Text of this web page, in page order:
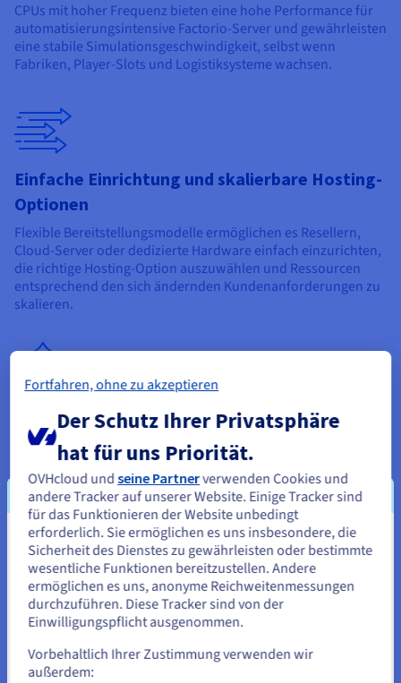
CPUs mit hoher Frequenz bieten eine hohe Performance für
automatisierungsintensive Factorio-Server und gewährleisten
eine stabile Simulationsgeschwindigkeit, selbst wenn
Fabriken, Player-Slots und Logistiksysteme wachsen.
Integrierte Sicherheit und Game DDoS-Schutz
Die integrierte Sicherheit, einschließlich Game DDoS-Schutz,
schützt Gameserver vor Angriffen und gewährleistet eine
kontinuierliche Serververfügbarkeit für lang andauernde
Multiplayer-Sessions.
Einfache Einrichtung und skalierbare Hosting-
Optionen
Flexible Bereitstellungsmodelle ermöglichen es Resellern,
Cloud-Server oder dedizierte Hardware einfach einzurichten,
die richtige Hosting-Option auszuwählen und Ressourcen
entsprechend den sich ändernden Kundenanforderungen zu
skalieren.
Factorio-Server-Hosting:
Technische Grundlagen
Sie scheinen sich in Vereinigte
Staaten zu befinden.
Wenn Sie aus Vereinigte Staaten bestellen möchten, müssen Sie
sich auf der entsprechenden Website umsehen und dort einen
Fortfahren, ohne zu akzeptieren
Der Schutz Ihrer Privatsphäre
hat für uns Priorität.
OVHcloud undseine Partnerverwenden Cookies und
andere Tracker auf unserer Website. Einige Tracker sind
für das Funktionieren der Website unbedingt
erforderlich. Sie ermöglichen es uns insbesondere, die
Sicherheit des Dienstes zu gewährleisten oder bestimmte
wesentliche Funktionen bereitzustellen. Andere
ermöglichen es uns, anonyme Reichweitenmessungen
durchzuführen. Diese Tracker sind von der
Einwilligungspflicht ausgenommen.
Vorbehaltlich Ihrer Zustimmung verwenden wir
außerdem: